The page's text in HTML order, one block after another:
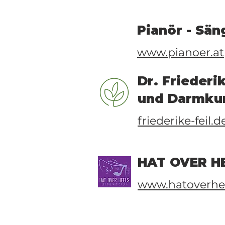
Pianör -
www.pianoer.at
Dr.
und
friederike-
HAT OVER